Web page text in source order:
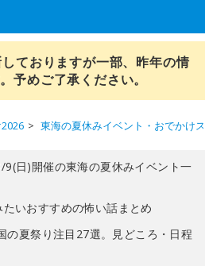
ておりますが一部、昨年の情
予めご了承ください。
東海の夏休みイベント・おでかけ
日)開催の東海の夏休みイベント一
たいおすすめの怖い話まとめ
の夏祭り注目27選。見どころ・日程